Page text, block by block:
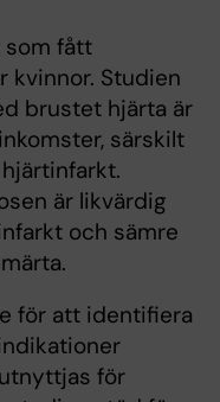
som fått
kvinnor. Studien
brustet hjärta är
särskilt
är likvärdig
och sämre
för att identifiera
för